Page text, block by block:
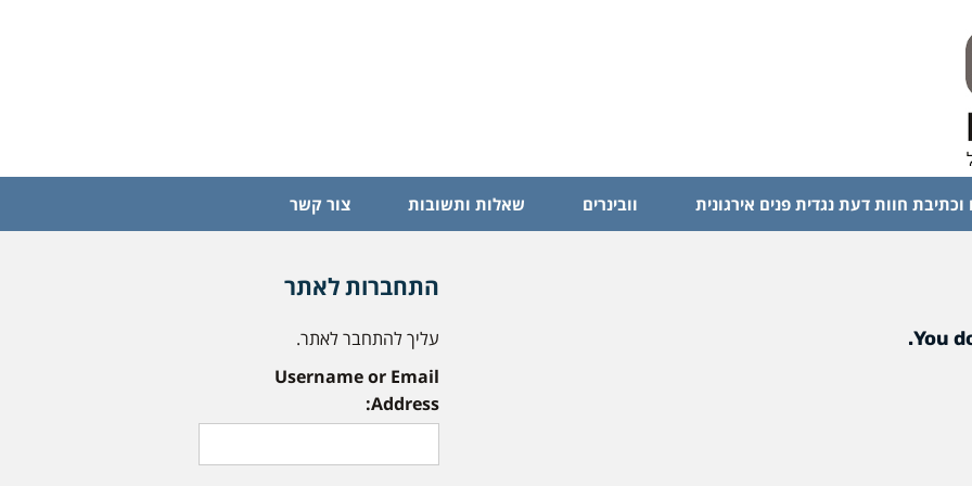
וכתיבת חוות דעת נגדית פנים אירגונית וובינרים שאלות ותשובות צור קשר
You
התחברות לאתר
עליך להתחבר לאתר.
Username or Email
Address: